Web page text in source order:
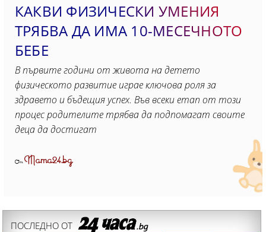
КАКВИ ФИЗИЧЕСКИ УМЕНИЯ
ТРЯБВА ДА ИМА 10-МЕСЕЧНОТО
БЕБЕ
В първите години от живота на детето
физическото развитие играе ключова роля за
здравето и бъдещия успех. Във всеки етап от този
процес родителите трябва да подпомагат своите
деца да достигат
ОтMama24.bg
ПОСЛЕДНО ОТ